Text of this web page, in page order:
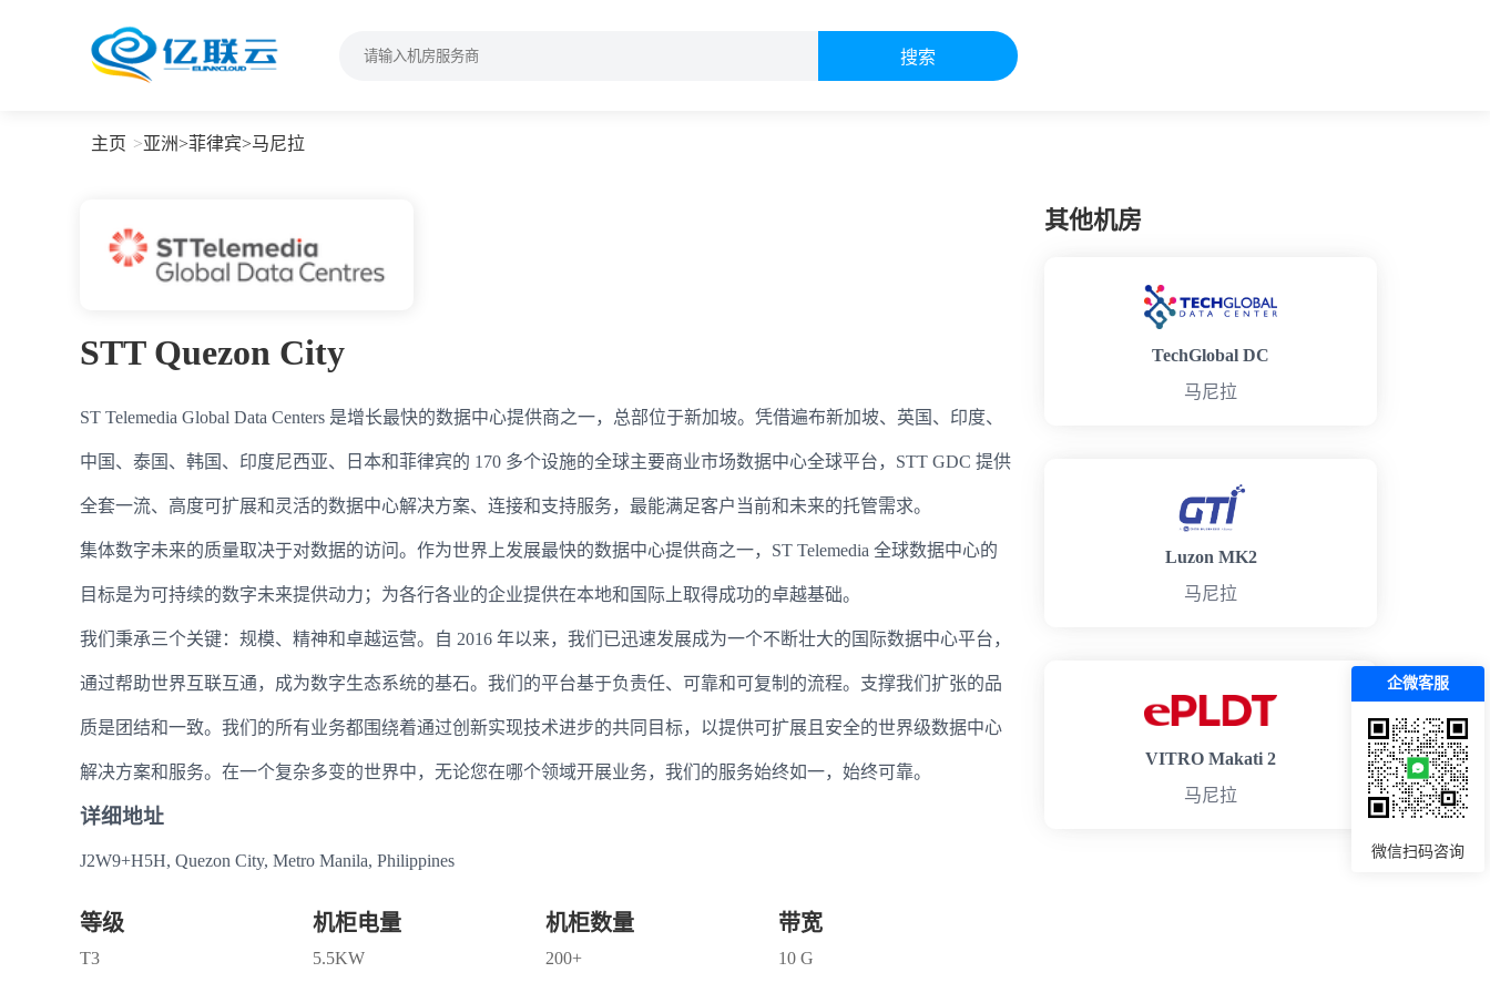
搜索
主页 亚洲>菲律宾>马尼拉
STT Quezon City
ST Telemedia Global Data Centers 是增长最快的数据中心提供商之一，总部位于新加坡。凭借遍布新加坡、英国、印度、
中国、泰国、韩国、印度尼西亚、日本和菲律宾的 170 多个设施的全球主要商业市场数据中心全球平台，STT GDC 提供
全套一流、高度可扩展和灵活的数据中心解决方案、连接和支持服务，最能满足客户当前和未来的托管需求。
集体数字未来的质量取决于对数据的访问。作为世界上发展最快的数据中心提供商之一，ST Telemedia 全球数据中心的
目标是为可持续的数字未来提供动力；为各行各业的企业提供在本地和国际上取得成功的卓越基础。
我们秉承三个关键：规模、精神和卓越运营。自 2016 年以来，我们已迅速发展成为一个不断壮大的国际数据中心平台，
通过帮助世界互联互通，成为数字生态系统的基石。我们的平台基于负责任、可靠和可复制的流程。支撑我们扩张的品
质是团结和一致。我们的所有业务都围绕着通过创新实现技术进步的共同目标，以提供可扩展且安全的世界级数据中心
解决方案和服务。在一个复杂多变的世界中，无论您在哪个领域开展业务，我们的服务始终如一，始终可靠。
详细地址
J2W9+H5H, Quezon City, Metro Manila, Philippines
等级
T3
机柜电量
5.5KW
机柜数量
200+
带宽
10 G
其他机房
TechGlobal DC
马尼拉
Luzon MK2
马尼拉
VITRO Makati 2
马尼拉
企微客服
微信扫码咨询